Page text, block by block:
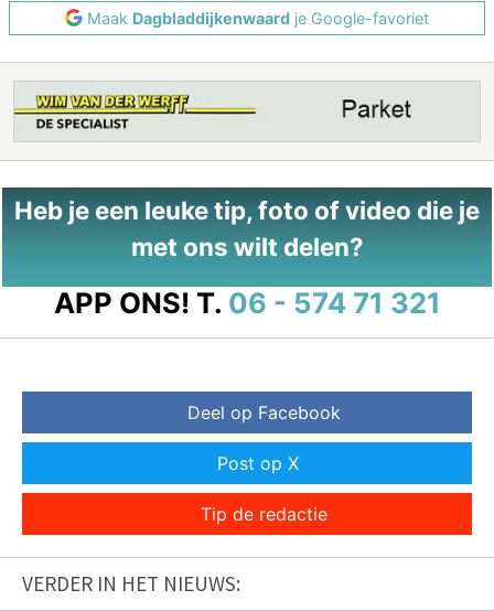
Maak Dagbladdijkenwaard je Google-favoriet
Heb je een leuke tip, foto of video die je
met ons wilt delen?
APP ONS! T. 06 - 574 71 321
Deel op Facebook
Post op X
Tip de redactie
VERDER IN HET NIEUWS: